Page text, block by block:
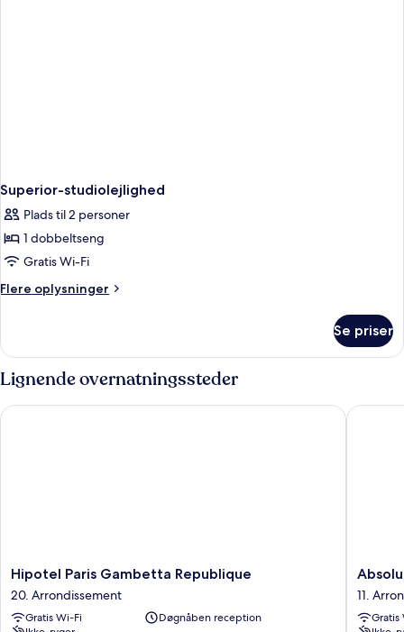
Superior-studiolejlighed
Plads til 2 personer
1 dobbeltseng
Gratis Wi-Fi
Flere oplysninger
Flere
studiolejlighed
Se priser
Lignende overnatningssteder
Hipotel
Paris
Gambetta
Republique
Hipotel Paris Gambetta Republique
20. Arrondissement
Gratis Wi-Fi
Døgnåben reception
Hipotel Paris Gambetta Republique
Hotel
Paris
11.
Gratis